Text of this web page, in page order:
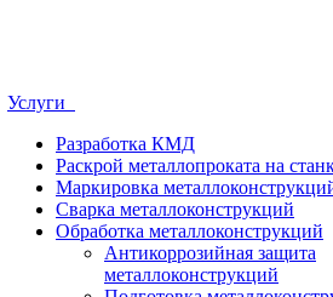
Услуги
Разработка КМД
Раскрой металлопроката на
Маркировка
Сварка металлоконструкций
Обработка металлоконструкций
Антикоррозийная защита
металлоконструкций